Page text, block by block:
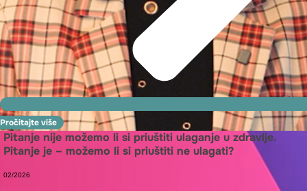
Pročitajte više
Pitanje nije možemo li si priuštiti ulaganje u zdravlje.
Pitanje je – možemo li si priuštiti ne ulagati?
02/2026